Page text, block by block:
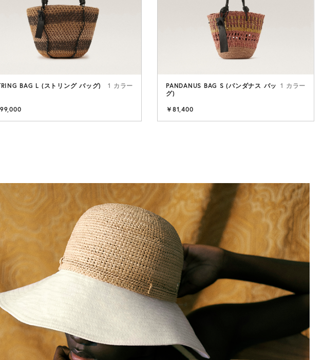
BAG L (ストリング バッグ) 1 カラー
99,000
PANDANUS BAG S (パンダナス バッ
グ)
1 カラー
￥81,400
NEW RAFFIA HAT
さらに見る
PIP(ピップ)
4 カラー
￥ 49,500
TILLY(ティリー) 4 カラー